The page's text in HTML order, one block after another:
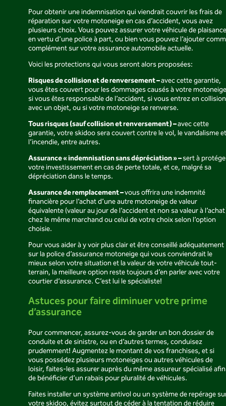
Pour obtenir une indemnisation qui viendrait couvrir les frais de
réparation sur votre motoneige en cas d’accident, vous avez
plusieurs choix. Vous pouvez assurer votre véhicule de plaisance
en vertu d’une police à part, ou bien vous pouvez l’ajouter
complément sur votre assurance automobile actuelle.
Voici les protections qui vous seront alors proposées:
Risques de collision et de renversement –avec cette garantie,
vous êtes couvert pour les dommages causés à votre motoneige
si vous êtes responsable de l’accident, si vous entrez en collision
avec un objet, ou si votre motoneige se renverse.
Tous risques (sauf collision et renversement) –avec cette
garantie, votre skidoo sera couvert contre le vol, le vandalisme et
l’incendie, entre autres.
Assurance « indemnisation sans dépréciation » –sert à
votre investissement en cas de perte totale, et ce, malgré sa
dépréciation dans le temps.
Assurance de remplacement –vous offrira une indemnité
financière pour l’achat d’une autre motoneige de valeur
équivalente (valeur au jour de l’accident et non sa valeur à
chez le même marchand ou celui de votre choix selon l’option
choisie.
Pour vous aider à y voir plus clair et être conseillé adéquatement
sur la police d’assurance motoneige qui vous conviendrait le
mieux selon votre situation et la valeur de votre véhicule tout-
terrain, la meilleure option reste toujours d’en parler avec votre
courtier d’assurance. C’est lui le spécialiste!
Astuces pour faire diminuer votre prime
d’assurance
Pour commencer, assurez-vous de garder un bon dossier de
conduite et de sinistre, ou en d’autres termes, conduisez
prudemment! Augmentez le montant de vos franchises, et si
vous possédez plusieurs motoneiges ou autres véhicules de
loisir, faites-les assurer auprès du même assureur spécialisé afin
de bénéficier d’un rabais pour pluralité de véhicules.
Faites installer un système antivol ou un système de repérage
votre skidoo, évitez surtout de céder à la tentation de réduire